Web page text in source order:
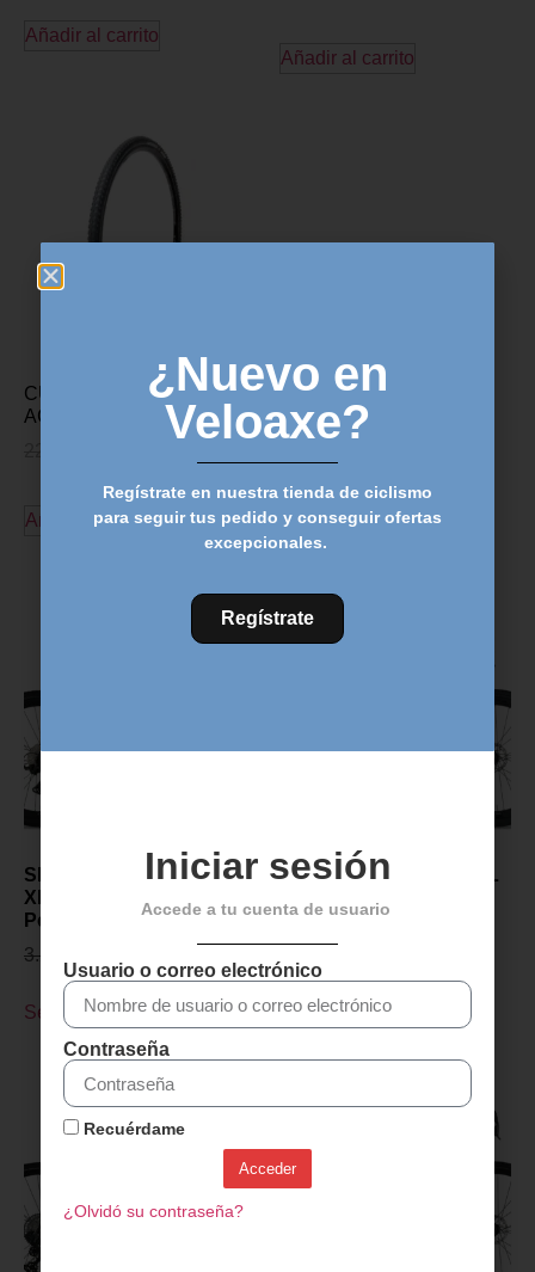
Añadir al carrito
Añadir al carrito
CUBIERTA HUTCHINSON
ACROBAT 700×37
Añadir al carrito
SENSA GIULIA GRAVEL
XP PROJECT Z 2027-
Polish Gris
3.299,00
Seleccionar opciones
SENSA GIULIA GRAVEL
Champagne
Seleccionar opciones
¿Nuevo en
Veloaxe?
Regístrate en nuestra tienda de ciclismo
para seguir tus pedido y conseguir ofertas
excepcionales.
Regístrate
Iniciar sesión
Accede a tu cuenta de usuario
Usuario o correo electrónico
Contraseña
Recuérdame
Acceder
¿Olvidó su contraseña?